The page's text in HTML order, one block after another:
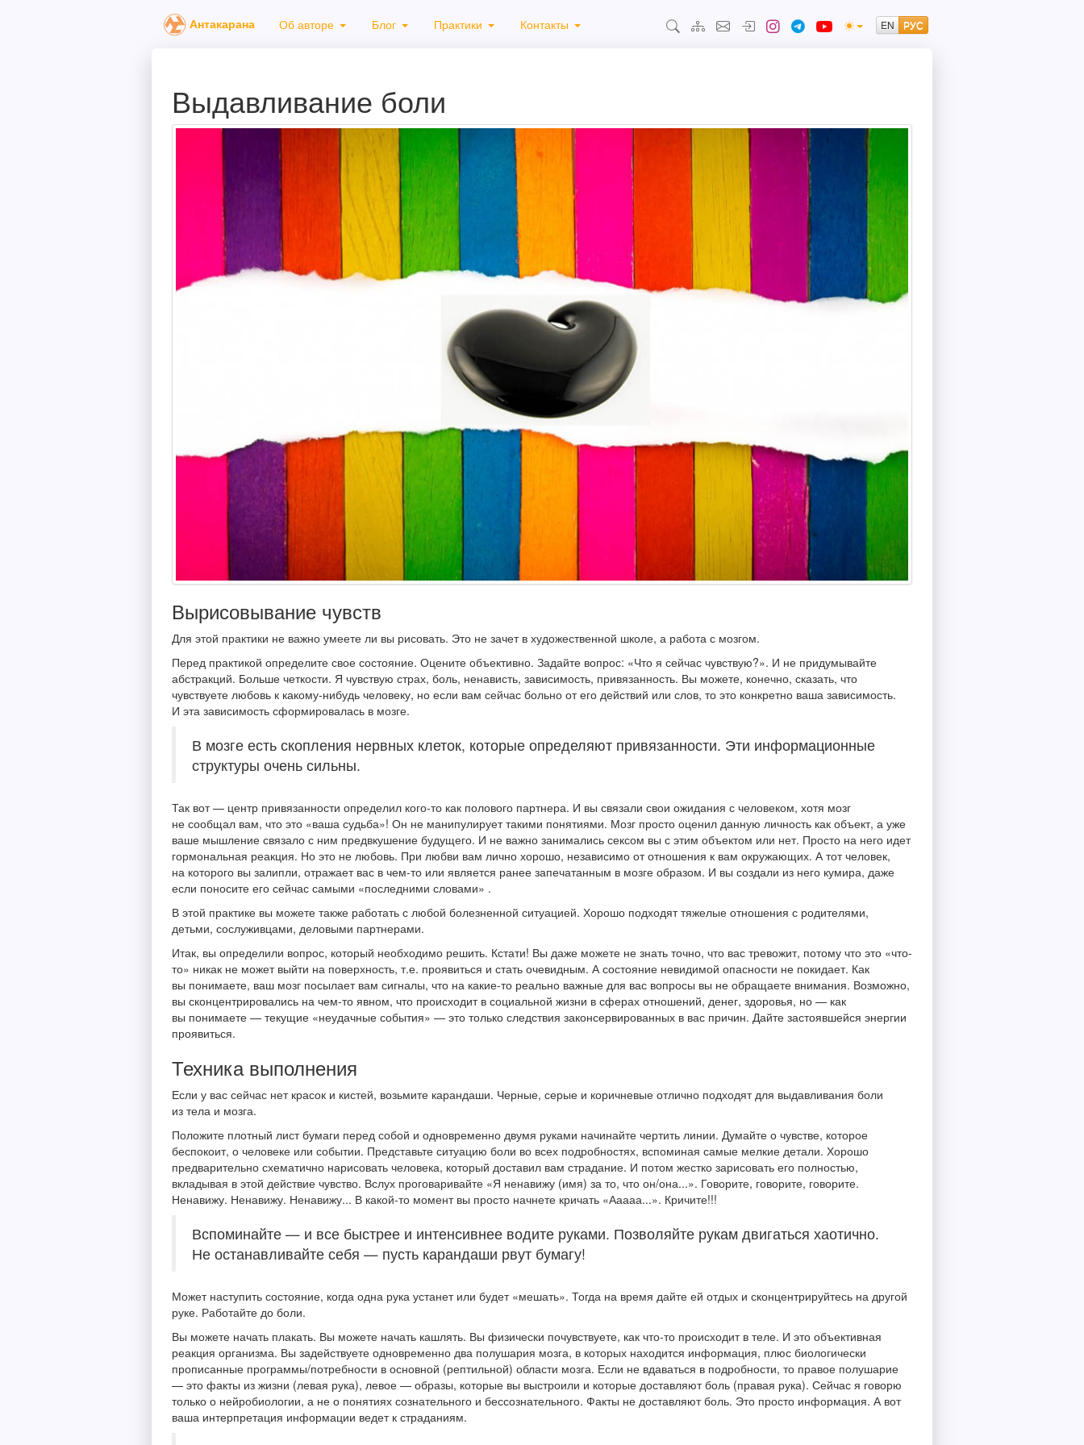
Антакарана Об авторе Блог Практики Контакты
Выдавливание боли
Вырисовывание чувств
Для этой практики не важно умеете ли вы рисовать. Это не зачет в художественной школе, а работа с мозгом.
Перед практикой определите свое состояние. Оцените объективно. Задайте вопрос: «Что я сейчас чувствую?». И не придумывайте
абстракций. Больше четкости. Я чувствую страх, боль, ненависть, зависимость, привязанность. Вы можете, конечно, сказать, что
чувствуете любовь к какому-нибудь человеку, но если вам сейчас больно от его действий или слов, то это конкретно ваша зависимость.
И эта зависимость сформировалась в мозге.
В мозге есть скопления нервных клеток, которые определяют привязанности. Эти информационные
структуры очень сильны.
Так вот — центр привязанности определил кого-то как полового партнера. И вы связали свои ожидания с человеком, хотя мозг
не сообщал вам, что это «ваша судьба»! Он не манипулирует такими понятиями. Мозг просто оценил данную личность как объект, а уже
ваше мышление связало с ним предвкушение будущего. И не важно занимались сексом вы с этим объектом или нет. Просто на него идет
гормональная реакция. Но это не любовь. При любви вам лично хорошо, независимо от отношения к вам окружающих. А тот человек,
на которого вы залипли, отражает вас в чем-то или является ранее запечатанным в мозге образом. И вы создали из него кумира, даже
если поносите его сейчас самыми «последними словами» .
В этой практике вы можете также работать с любой болезненной ситуацией. Хорошо подходят тяжелые отношения с родителями,
детьми, сослуживцами, деловыми партнерами.
Итак, вы определили вопрос, который необходимо решить. Кстати! Вы даже можете не знать точно, что вас тревожит, потому что это «что-
то» никак не может выйти на поверхность, т.е. проявиться и стать очевидным. А состояние невидимой опасности не покидает. Как
вы понимаете, ваш мозг посылает вам сигналы, что на какие-то реально важные для вас вопросы вы не обращаете внимания. Возможно,
вы сконцентрировались на чем-то явном, что происходит в социальной жизни в сферах отношений, денег, здоровья, но — как
вы понимаете — текущие «неудачные события» — это только следствия законсервированных в вас причин. Дайте застоявшейся энергии
проявиться.
Техника выполнения
Если у вас сейчас нет красок и кистей, возьмите карандаши. Черные, серые и коричневые отлично подходят для выдавливания боли
из тела и мозга.
Положите плотный лист бумаги перед собой и одновременно двумя руками начинайте чертить линии. Думайте о чувстве, которое
беспокоит, о человеке или событии. Представьте ситуацию боли во всех подробностях, вспоминая самые мелкие детали. Хорошо
предварительно схематично нарисовать человека, который доставил вам страдание. И потом жестко зарисовать его полностью,
вкладывая в этой действие чувство. Вслух проговаривайте «Я ненавижу (имя) за то, что он/она...». Говорите, говорите, говорите.
Ненавижу. Ненавижу. Ненавижу... В какой-то момент вы просто начнете кричать «Ааааа...». Кричите!!!
Вспоминайте — и все быстрее и интенсивнее водите руками. Позволяйте рукам двигаться хаотично.
Не останавливайте себя — пусть карандаши рвут бумагу!
Может наступить состояние, когда одна рука устанет или будет «мешать». Тогда на время дайте ей отдых и сконцентрируйтесь на другой
руке. Работайте до боли.
Вы можете начать плакать. Вы можете начать кашлять. Вы физически почувствуете, как что-то происходит в теле. И это объективная
реакция организма. Вы задействуете одновременно два полушария мозга, в которых находится информация, плюс биологически
прописанные программы/потребности в основной (рептильной) области мозга. Если не вдаваться в подробности, то правое полушарие
— это факты из жизни (левая рука), левое — образы, которые вы выстроили и которые доставляют боль (правая рука). Сейчас я говорю
только о нейробиологии, а не о понятиях сознательного и бессознательного. Факты не доставляют боль. Это просто информация. А вот
ваша интерпретация информации ведет к страданиям.